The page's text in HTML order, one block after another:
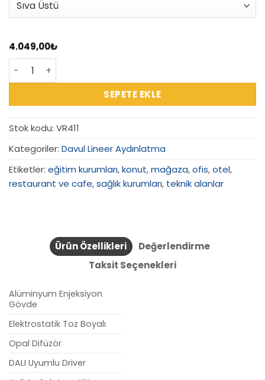
4.049,00₺
VR411 Davul Lineer Aydınlatma adet
SEPETE EKLE
Stok kodu: VR411
Kategoriler: Davul Lineer Aydınlatma
Etiketler: eğitim kurumları,konut,mağaza,ofis,otel,
restaurant ve cafe,sağlık kurumları, teknik alanlar
Ürün Özellikleri
Değerlendirme
Taksit Seçenekleri
Alüminyum Enjeksiyon
Gövde
Elektrostatik Toz Boyalı
Opal Difüzör
DALI Uyumlu Driver